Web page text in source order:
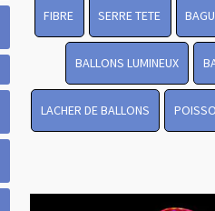
FIBRE SERRE TETE
BALLONS LUMINEUX
LACHER DE BALLONS